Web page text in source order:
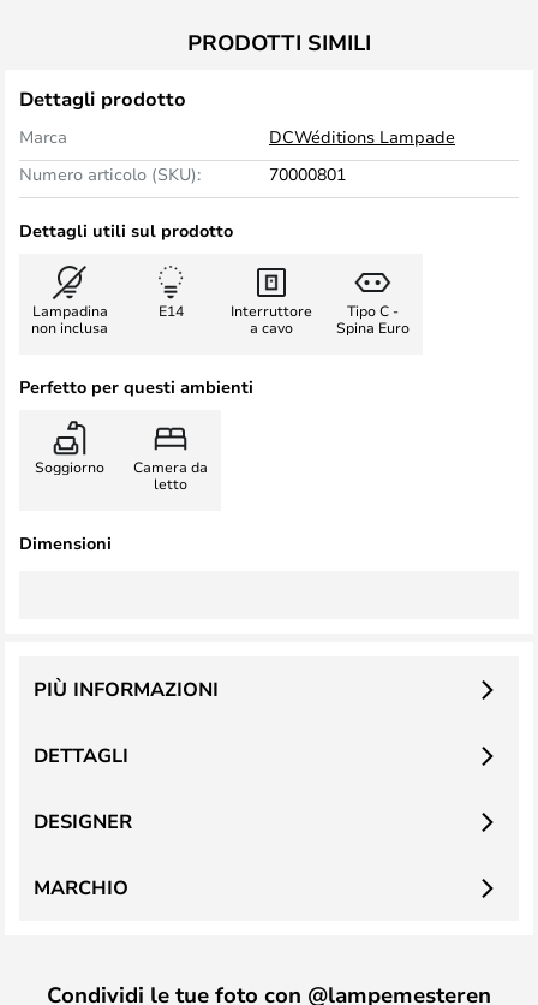
PRODOTTI SIMILI
Dettagli prodotto
Marca
DCWéditions Lampade
Numero articolo (SKU):
70000801
Dettagli utili sul prodotto
Lampadina
non inclusa
E14
Interruttore
a cavo
Tipo C -
Spina Euro
Perfetto per questi ambienti
Soggiorno
Camera da
letto
Dimensioni
DETTAGLI
PIÙ INFORMAZIONI
DESIGNER
MARCHIO
Condividi le tue foto con @lampemesteren